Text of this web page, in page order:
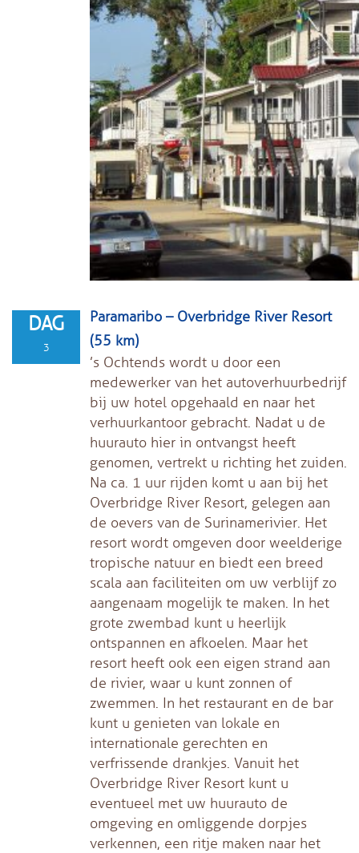
DAG
3
Paramaribo – Overbridge River Resort
(55 km)
’s Ochtends wordt u door een
medewerker van het autoverhuurbedrijf
bij uw hotel opgehaald en naar het
verhuurkantoor gebracht. Nadat u de
huurauto hier in ontvangst heeft
genomen, vertrekt u richting het zuiden.
Na ca. 1 uur rijden komt u aan bij het
Overbridge River Resort, gelegen aan
de oevers van de Surinamerivier. Het
resort wordt omgeven door weelderige
tropische natuur en biedt een breed
scala aan faciliteiten om uw verblijf zo
aangenaam mogelijk te maken. In het
grote zwembad kunt u heerlijk
ontspannen en afkoelen. Maar het
resort heeft ook een eigen strand aan
de rivier, waar u kunt zonnen of
zwemmen. In het restaurant en de bar
kunt u genieten van lokale en
internationale gerechten en
verfrissende drankjes. Vanuit het
Overbridge River Resort kunt u
eventueel met uw huurauto de
omgeving en omliggende dorpjes
verkennen, een ritje maken naar het